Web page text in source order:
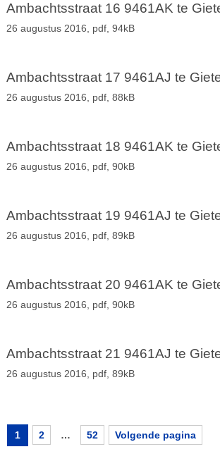
Ambachtsstraat 16 9461AK te
26 augustus 2016, pdf, 94kB
Ambachtsstraat 17 9461AJ te
26 augustus 2016, pdf, 88kB
Ambachtsstraat 18 9461AK te
26 augustus 2016, pdf, 90kB
Ambachtsstraat 19 9461AJ te
26 augustus 2016, pdf, 89kB
Ambachtsstraat 20 9461AK te
26 augustus 2016, pdf, 90kB
Ambachtsstraat 21 9461AJ te
26 augustus 2016, pdf, 89kB
1 2 … 52 Volgende pagina